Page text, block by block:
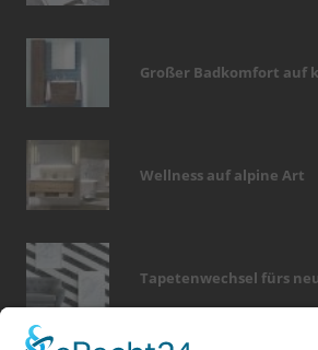
Großer Badkomfort auf
Wellness auf alpine Art
Tapetenwechsel fürs